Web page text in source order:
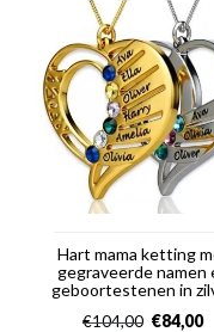
Hart mama ketting
gegraveerde namen
geboortestenen in
€104,00 €84,00